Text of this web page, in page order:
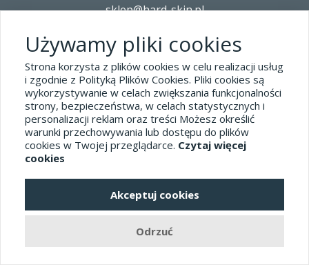
sklep@hard-skin.pl
Realizacja: KM7.pl
pełna wersja sklepu
Używamy pliki cookies
Strona korzysta z plików cookies w celu realizacji usług
i zgodnie z Polityką Plików Cookies. Pliki cookies są
wykorzystywanie w celach zwiększania funkcjonalności
strony, bezpieczeństwa, w celach statystycznych i
personalizacji reklam oraz treści Możesz określić
warunki przechowywania lub dostępu do plików
cookies w Twojej przeglądarce. Czytaj więcej
cookies
Akceptuj cookies
Odrzuć